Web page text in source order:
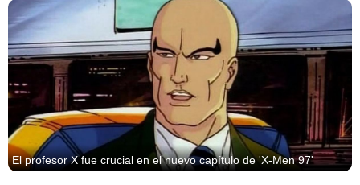
El profesor X fue crucial en el nuevo capítulo de 'X-Men 97'